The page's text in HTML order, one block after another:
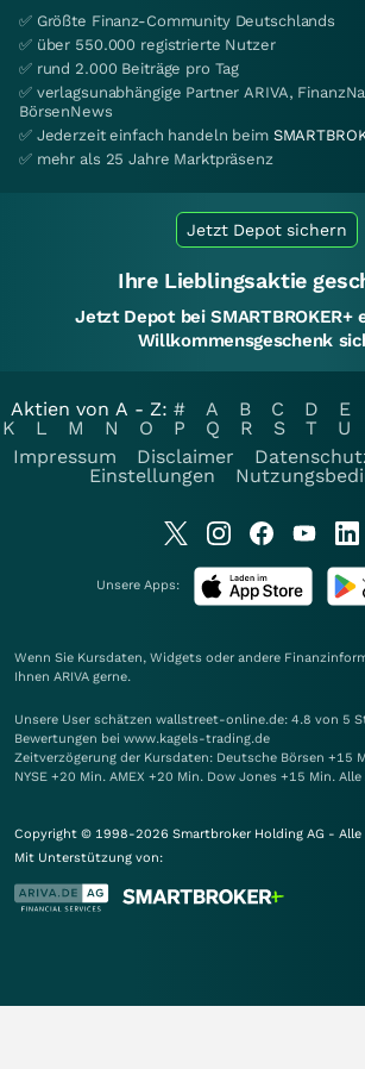
✅ Größte Finanz-Community Deutschlands
✅ über 550.000 registrierte Nutzer
✅ rund 2.000 Beiträge pro Tag
✅ verlagsunabhängige Partner ARIVA,
BörsenNews
✅ Jederzeit einfach handeln beim
✅ mehr als 25 Jahre Marktpräsenz
Jetzt Depot sichern
Ihre Lieblingsaktie
Jetzt Depot bei SMARTBROKER+
Willkommensgeschenk
Aktien von A - Z: # A B C D E
K
L M N O P Q R S T U
Impressum
Disclaimer
Einstellungen
Unsere Apps:
Wenn Sie Kursdaten, Widgets oder andere
Ihnen ARIVA gerne.
Unsere User schätzen wallstreet-online.de: 4.8 von 5
Bewertungen bei www.kagels-trading.de
Zeitverzögerung der Kursdaten: Deutsche Börsen +15
NYSE +20 Min. AMEX +20 Min. Dow Jones +15 Min.
Copyright © 1998-2026 Smartbroker Holding AG - Alle
Mit Unterstützung von: